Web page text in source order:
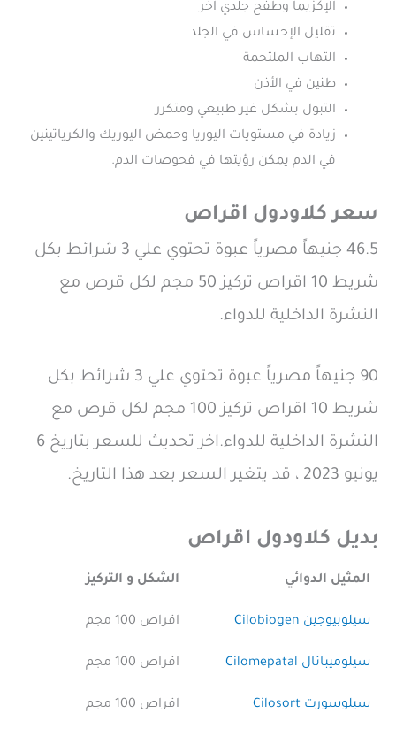
الإكزيما وطفح جلدي آخر
تقليل الإحساس في الجلد
التهاب الملتحمة
طنين في الأذن
التبول بشكل غير طبيعي ومتكرر
زيادة في مستويات اليوريا وحمض اليوريك والكرياتينين
في الدم يمكن رؤيتها في فحوصات الدم.
سعر كلاودول اقراص
46.5 جنيهاً مصرياً عبوة تحتوي علي 3 شرائط بكل
شريط 10 اقراص تركيز 50 مجم لكل قرص مع
النشرة الداخلية للدواء.
90 جنيهاً مصرياً عبوة تحتوي علي 3 شرائط بكل
شريط 10 اقراص تركيز 100 مجم لكل قرص مع
النشرة الداخلية للدواء.اخر تحديث للسعر بتاريخ 6
يونيو 2023 ، قد يتغير السعر بعد هذا التاريخ.
بديل كلاودول اقراص
المثيل الدوائي الشكل و التركيز
سيلوبيوجين Cilobiogen اقراص 100 مجم
سيلوميباتال Cilomepatal اقراص 100 مجم
سيلوسورت Cilosort اقراص 100 مجم